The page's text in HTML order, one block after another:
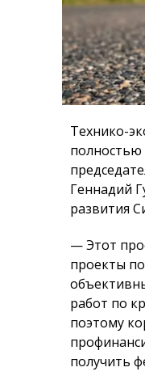
Технико-
полностью
Геннадий
развития
— Этот
проекты
работ по
поэтому
получить